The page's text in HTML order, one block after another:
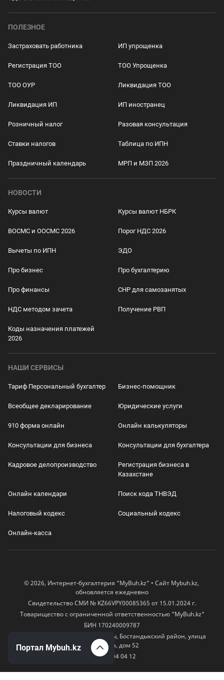
ПОЛЕЗНОЕ
Застраховать работника ИП упрощенка
Регистрация ТОО ТОО Упрощенка
ТОО ОУР Ликвидация ТОО
Ликвидация ИП ИП иностранец
Розничный налог Разовая консультация
Ставки налогов Таблица по ИПН
Праздничный календарь МРП и МЗП 2026
НОВОСТИ
Курсы валют Курсы валют НБРК
ВОСМС и ООСМС 2026 Порог НДС 2026
Вычеты по ИПН ЭДО
Про бизнес Про бухгалтерию
Про финансы СНР для самозанятых
НДС методом зачета Получение РВП
Коды назначения платежей
2026
НАШИ СЕРВИСЫ
Тариф Персональный бухгалтер Бизнес-помощник
Всеобщее декларирование Юридические услуги
910 форма онлайн Онлайн калькуляторы
Консультации для бизнеса Консультации для бухгалтера
Кадровое делопроизводство
Регистрация бизнеса в
Казахстане
Онлайн календари Поиск кода ТНВЭД
Налоговый кодекс Социальный кодекс
Онлайн-касса
© 2026, Интернет-бухгалтерия "MyBuh.kz" • Сайт Mybuh.kz,
обновляется ежедневно
Свидетельство СМИ № KZ66VPY00085365 от 15.01.2024 г.
Товарищество с ограниченной ответственностью "MyBuh.kz"
БИН 170240009787
050000, Казахстан, город Алматы, Бостандыкский район, улица
Егизбаева, дом 52
+7 777 504 04 12
Портал Mybuh.kz